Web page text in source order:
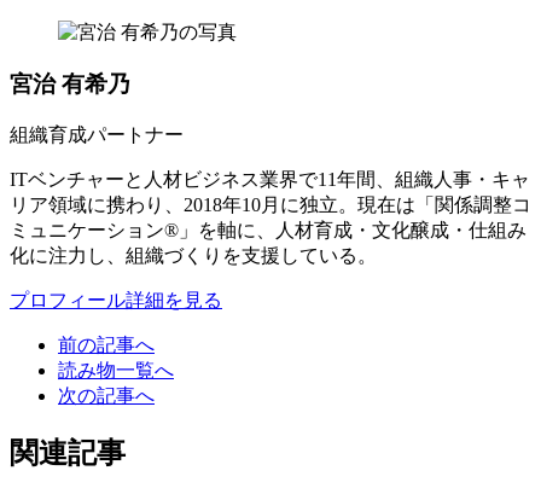
宮治 有希乃
組織育成パートナー
ITベンチャーと人材ビジネス業界で11年間、組織人事・キャ
リア領域に携わり、2018年10月に独立。現在は「関係調整コ
ミュニケーション®」を軸に、人材育成・文化醸成・仕組み
化に注力し、組織づくりを支援している。
プロフィール詳細を見る
前の記事へ
読み物一覧へ
次の記事へ
関連記事